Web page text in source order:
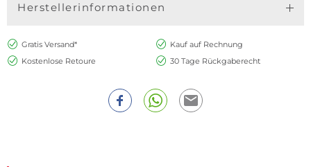
Herstellerinformationen
Gratis Versand*
Kauf auf Rechnung
Kostenlose Retoure
30 Tage Rückgaberecht